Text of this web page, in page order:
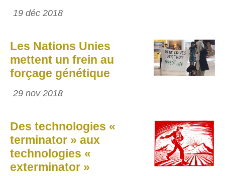
19 déc 2018
Les Nations Unies
mettent un frein au
forçage génétique
29 nov 2018
Des technologies «
terminator » aux
technologies «
exterminator »